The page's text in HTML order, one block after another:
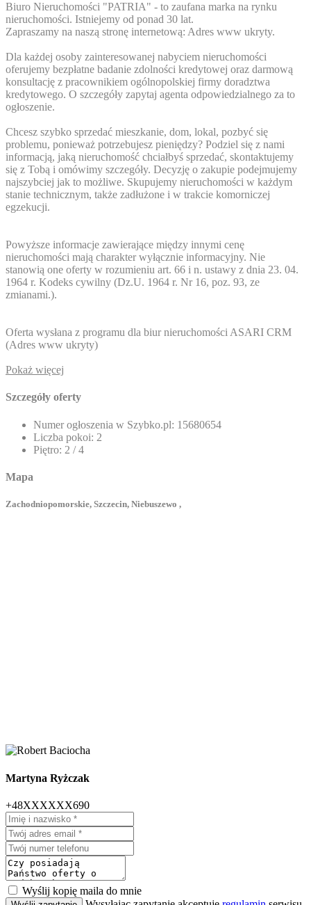
Biuro Nieruchomości "PATRIA" - to zaufana marka na rynku
nieruchomości. Istniejemy od ponad 30 lat.
Zapraszamy na naszą stronę internetową: Adres www ukryty.
Dla każdej osoby zainteresowanej nabyciem nieruchomości
oferujemy bezpłatne badanie zdolności kredytowej oraz darmową
konsultację z pracownikiem ogólnopolskiej firmy doradztwa
kredytowego. O szczegóły zapytaj agenta odpowiedzialnego za to
ogłoszenie.
Chcesz szybko sprzedać mieszkanie, dom, lokal, pozbyć się
problemu, ponieważ potrzebujesz pieniędzy? Podziel się z nami
informacją, jaką nieruchomość chciałbyś sprzedać, skontaktujemy
się z Tobą i omówimy szczegóły. Decyzję o zakupie podejmujemy
najszybciej jak to możliwe. Skupujemy nieruchomości w każdym
stanie technicznym, także zadłużone i w trakcie komorniczej
egzekucji.
Powyższe informacje zawierające między innymi cenę
nieruchomości mają charakter wyłącznie informacyjny. Nie
stanowią one oferty w rozumieniu art. 66 i n. ustawy z dnia 23. 04.
1964 r. Kodeks cywilny (Dz.U. 1964 r. Nr 16, poz. 93, ze
zmianami.).
Oferta wysłana z programu dla biur nieruchomości ASARI CRM
(Adres www ukryty)
Pokaż więcej
Szczegóły oferty
Numer ogłoszenia w Szybko.pl: 15680654
Liczba pokoi: 2
Piętro: 2 / 4
Mapa
Zachodniopomorskie, Szczecin, Niebuszewo ,
Martyna Ryżczak
+48XXXXXX690
Wyślij kopię maila do mnie